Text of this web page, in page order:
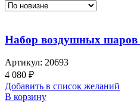
Набор воздушных
Артикул: 20693
4 080 ₽
Добавить в список желаний
В корзину